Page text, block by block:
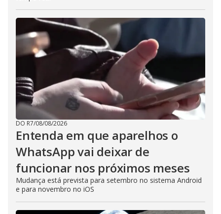
DO R7/08/08/2026
Entenda em que aparelhos o
WhatsApp vai deixar de
funcionar nos próximos meses
Mudança está prevista para setembro no sistema Android
e para novembro no iOS